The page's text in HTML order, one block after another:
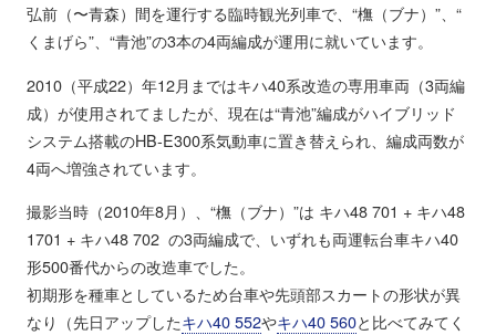
弘前（〜青森）間を運行する臨時観光列車で、“橅（ブナ）”、“
くまげら”、“青池”の3本の4両編成が運用に就いています。
2010（平成22）年12月まではキハ40系改造の専用車両（3両編
成）が使用されてましたが、現在は“青池”編成がハイブリッド
システム搭載のHB-E300系気動車に置き替えられ、編成両数が
4両へ増強されています。
撮影当時（2010年8月）、“橅（ブナ）”は キハ48 701 + キハ48
1701 + キハ48 702 の3両編成で、いずれも両運転台車キハ40
形500番代からの改造車でした。
初期形を種車としているため台車や先頭部スカートの形状が異
なり（先日アップしたキハ40 552やキハ40 560と比べてみてく